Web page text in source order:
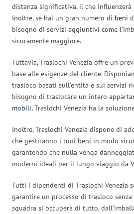
distanza significativa, il che influenzerà
Inoltre, se hai un gran numero di beni
bisogno di servizi aggiuntivi come
sicuramente maggiore.
Tuttavia, Traslochi Venezia offre un
base alle esigenze del cliente.
trasloco basati sull’entità e sui servizi
bisogno di traslocare un intero
mobili, Traslochi Venezia ha la
Inoltre, Traslochi Venezia dispone di
che gestiranno i tuoi beni in modo
garantendo che nulla venga
moderni ideali per il lungo viaggio da
Tutti i dipendenti di Traslochi Venezia
garantire un processo di trasloco
squadra si occuperà di tutto,